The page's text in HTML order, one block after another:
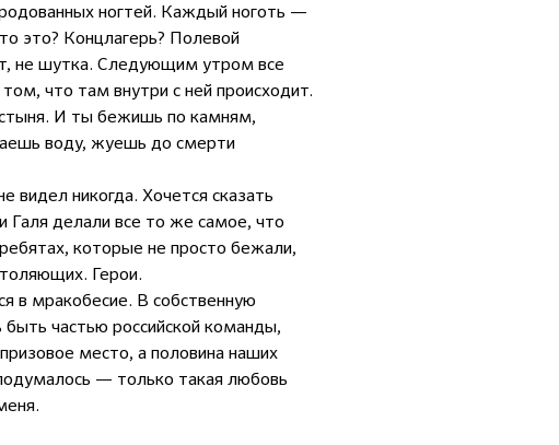
ногтей. Каждый ноготь —
это? Концлагерь? Полевой
не шутка. Следующим утром все
что там внутри с ней происходит.
И ты бежишь по камням,
воду, жуешь до смерти
видел никогда. Хочется сказать
Галя делали все то же самое, что
которые не просто бежали,
Герои.
в мракобесие. В собственную
частью российской команды,
место, а половина наших
— только такая любовь